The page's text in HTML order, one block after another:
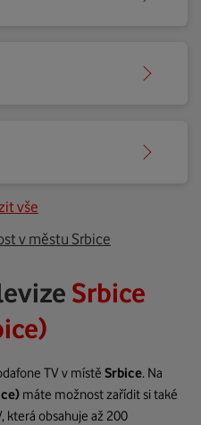
vše
v městu Srbice
Srbice
TV v místě Srbice. Na
máte možnost zařídit si také
která obsahuje až 200